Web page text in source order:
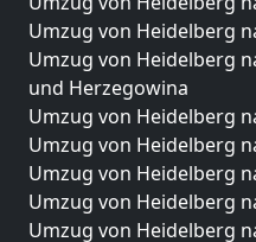
Umzug von Heidelberg
Umzug von Heidelberg
und Herzegowina
Umzug von Heidelberg
Umzug von Heidelberg
Umzug von Heidelberg
Umzug von Heidelberg
Umzug von Heidelberg